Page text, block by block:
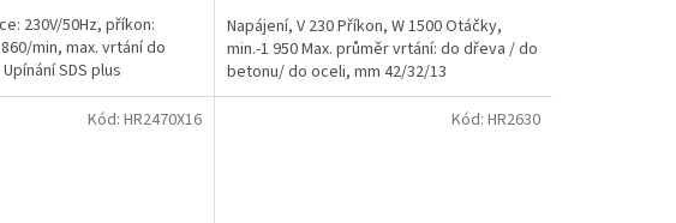
230V/50Hz, příkon:
min, max. vrtání do
SDS plus
Napájení, V 230 Příkon, W 1500 Otáčky,
min.-1 950 Max. průměr vrtání: do dřeva / do
betonu/ do oceli, mm 42/32/13
Kód: HR2470X16 Kód: HR2630